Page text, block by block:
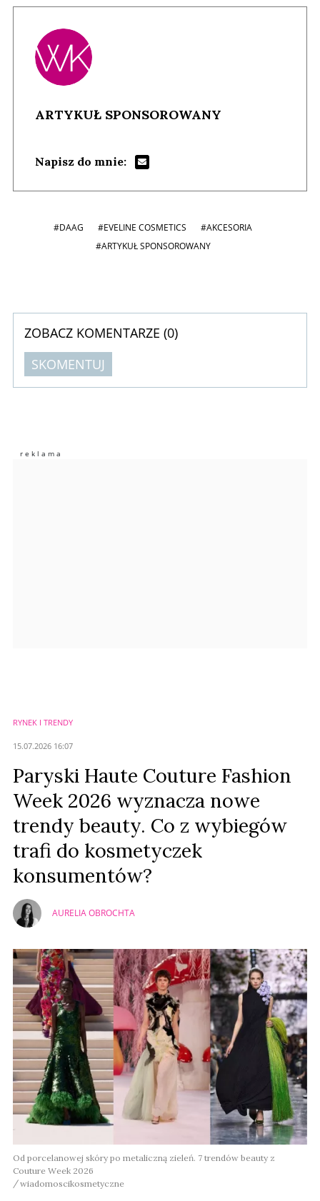
ARTYKUŁ SPONSOROWANY
Napisz do mnie:
#DAAG #EVELINE COSMETICS
#AKCESORIA
#ARTYKUŁ SPONSOROWANY
ZOBACZ KOMENTARZE (0)
SKOMENTUJ
Imię (Wymagane)
RYNEK I TRENDY
15.07.2026 16:07
Paryski Haute Couture Fashion
Week 2026 wyznacza nowe
trendy beauty. Co z wybiegów
trafi do kosmetyczek
konsumentów?
AURELIA OBROCHTA
Od porcelanowej skóry po metaliczną zieleń. 7 trendów beauty z
Couture Week 2026
wiadomoscikosmetyczne